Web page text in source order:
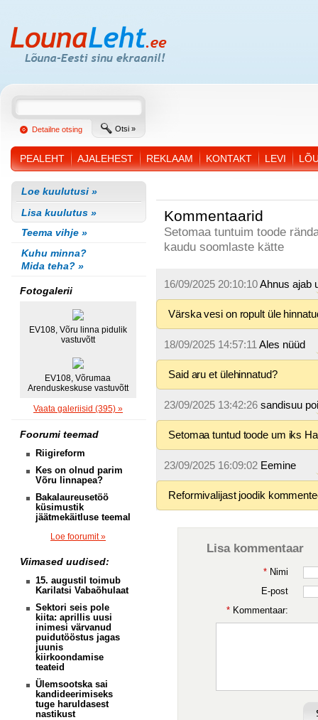
Detailne otsing Otsi »
PEALEHT AJALEHEST REKLAAM KONTAKT LEVI
Loe kuulutusi »
Lisa kuulutus »
Teema vihje »
Kuhu minna?
Mida teha? »
Fotogalerii
EV108, Võru linna pidulik
vastuvõtt
EV108, Võrumaa
Arenduskeskuse vastuvõtt
Vaata galeriisid (395) »
Foorumi teemad
Riigireform
Kes on olnud parim
Võru linnapea?
Bakalaureusetöö
küsimustik
jäätmekäitluse teemal
Loe foorumit »
Viimased uudised:
15. augustil toimub
Karilatsi Vabaõhulaat
Sektori seis pole
kiita: aprillis uusi
inimesi värvanud
puidutööstus jagas
juunis
kiirkoondamise
teateid
Ülemsootska sai
kandideerimiseks
tuge haruldasest
nastikust
Kommentaarid
Setomaa tuntuim toode
kaudu soomlaste kätte
16/09/2025 20:10:10Ahnus ajab
Värska vesi on ropult üle
18/09/2025 14:57:11 Ales nüüd
Said aru et ülehinnatud?
23/09/2025 13:42:26 sandisuu
Setomaa tuntud toode um iks
23/09/2025 16:09:02 Eemine
Reformivalijast joodik
Lisa kommentaar
* Nimi
E-post
* Kommentaar: